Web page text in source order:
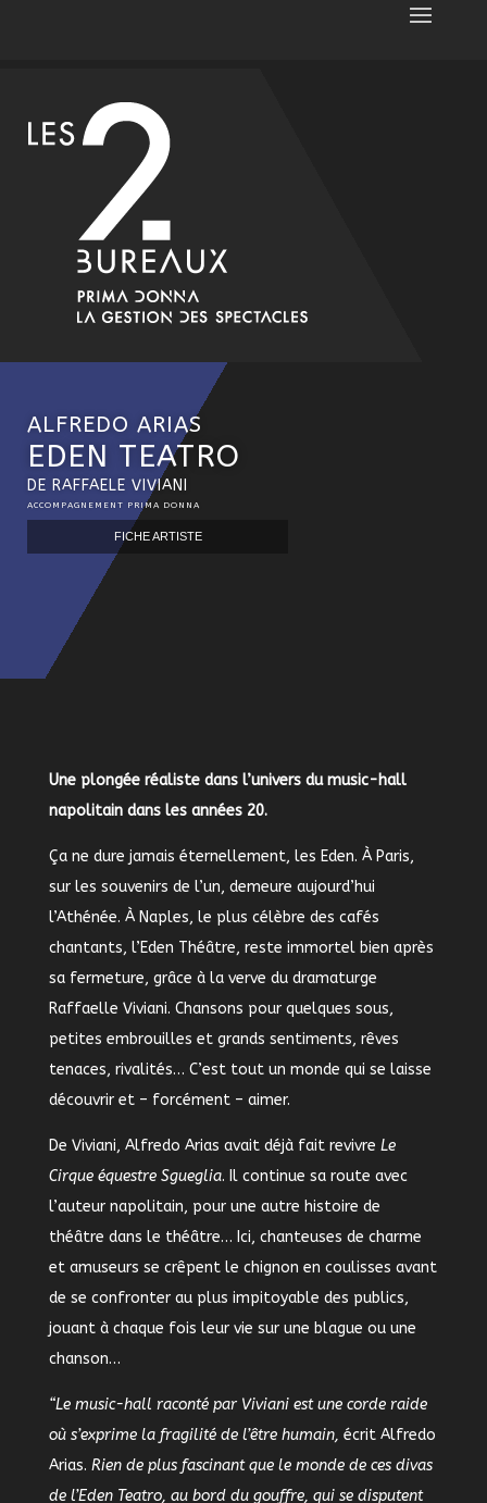
ALFREDO ARIAS
EDEN TEATRO
DE RAFFAELE VIVIANI
ACCOMPAGNEMENT PRIMA DONNA
FICHE ARTISTE
Une plongée réaliste dans l’univers du music-hall
napolitain dans les années 20.
Ça ne dure jamais éternellement, les Eden. À Paris,
sur les souvenirs de l’un, demeure aujourd’hui
l’Athénée. À Naples, le plus célèbre des cafés
chantants, l’Eden Théâtre, reste immortel bien après
sa fermeture, grâce à la verve du dramaturge
Raffaelle Viviani. Chansons pour quelques sous,
petites embrouilles et grands sentiments, rêves
tenaces, rivalités… C’est tout un monde qui se laisse
découvrir et – forcément – aimer.
De Viviani, Alfredo Arias avait déjà fait revivre Le
Cirque équestre Sgueglia. Il continue sa route avec
l’auteur napolitain, pour une autre histoire de
théâtre dans le théâtre… Ici, chanteuses de charme
et amuseurs se crêpent le chignon en coulisses avant
de se confronter au plus impitoyable des publics,
jouant à chaque fois leur vie sur une blague ou une
chanson…
“Le music-hall raconté par Viviani est une corde raide
où s’exprime la fragilité de l’être humain, écrit Alfredo
Arias. Rien de plus fascinant que le monde de ces divas
de l’Eden Teatro, au bord du gouffre, qui se disputent